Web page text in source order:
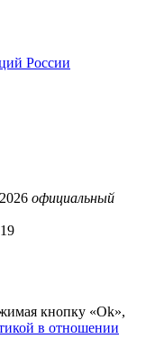
официальный
кнопку «Ok»,
в отношении